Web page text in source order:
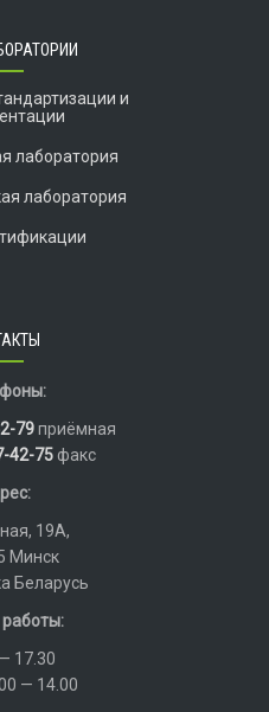
и
лаборатория
лаборатория
79приёмная
42-75факс
19А,
Минск
Беларусь
17.30
— 14.00